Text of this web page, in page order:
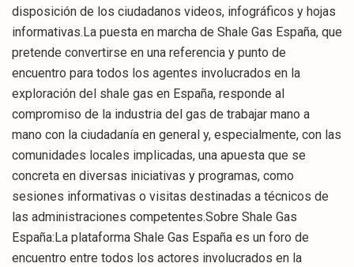
disposición de los ciudadanos videos, infográficos y hojas
informativas.La puesta en marcha de Shale Gas España, que
pretende convertirse en una referencia y punto de
encuentro para todos los agentes involucrados en la
exploración del shale gas en España, responde al
compromiso de la industria del gas de trabajar mano a
mano con la ciudadanía en general y, especialmente, con las
comunidades locales implicadas, una apuesta que se
concreta en diversas iniciativas y programas, como
sesiones informativas o visitas destinadas a técnicos de
las administraciones competentes.Sobre Shale Gas
España:La plataforma Shale Gas España es un foro de
encuentro entre todos los actores involucrados en la